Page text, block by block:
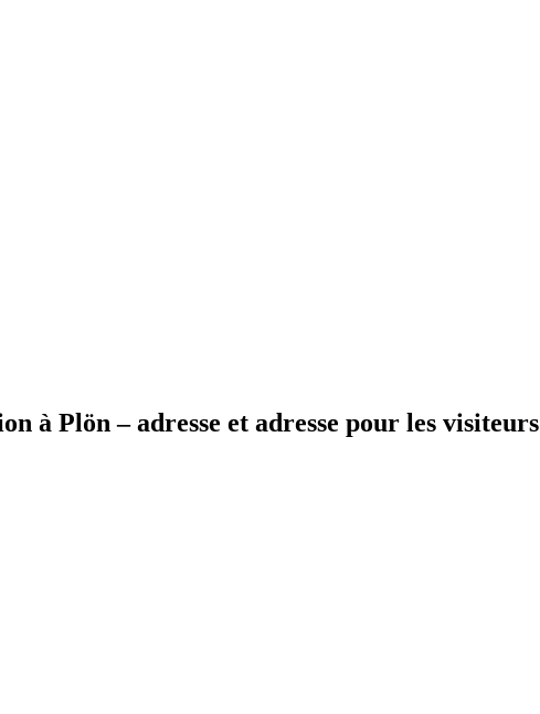
Plön – adresse et adresse pour les visiteurs